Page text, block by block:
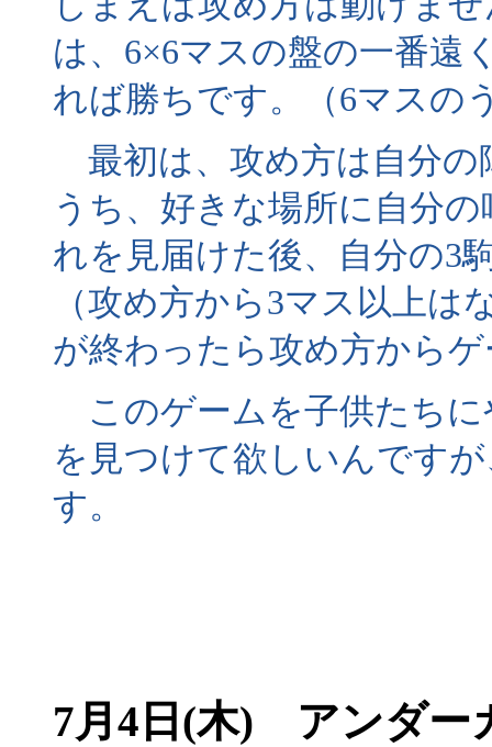
は、6×6マスの盤の一番遠
れば勝ちです。（6マスの
最初は、攻め方は自分の
うち、好きな場所に自分
れを見届けた後、自分の3
（攻め方から3マス以上
が終わったら攻め方から
このゲームを子供たちに
を見つけて欲しいんです
す。
7月4日(木) アンダー